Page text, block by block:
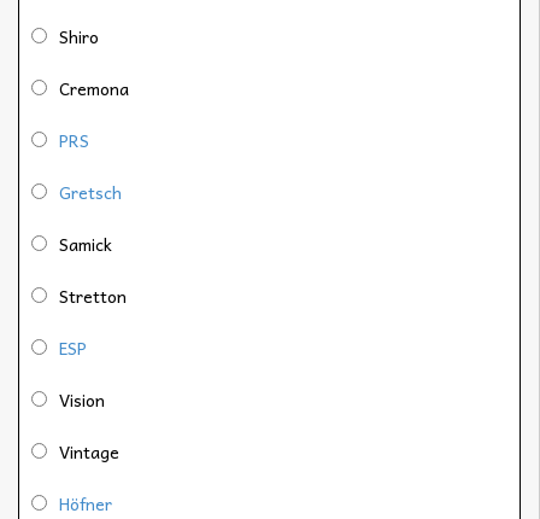
Shiro
Cremona
PRS
Gretsch
Samick
Stretton
ESP
Vision
Vintage
Höfner